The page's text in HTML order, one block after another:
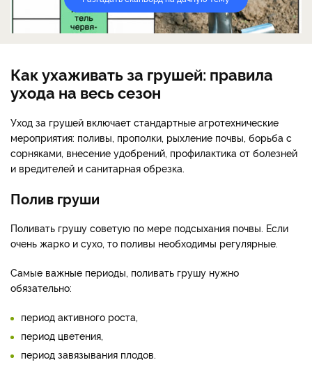
Как ухаживать за грушей: правила
ухода на весь сезон
Уход за грушей включает стандартные агротехнические
мероприятия: поливы, прополки, рыхление почвы, борьба с
сорняками, внесение удобрений, профилактика от болезней
и вредителей и санитарная обрезка.
Полив груши
Поливать грушу советую по мере подсыхания почвы. Если
очень жарко и сухо, то поливы необходимы регулярные.
Самые важные периоды, поливать грушу нужно
обязательно:
период активного роста,
период цветения,
период завязывания плодов.